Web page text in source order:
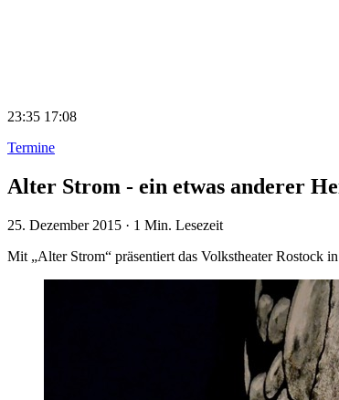
23:35 17:08
Termine
Alter Strom - ein etwas anderer
25. Dezember 2015 · 1 Min. Lesezeit
Mit „Alter Strom“ präsentiert das Volkstheater Rostock